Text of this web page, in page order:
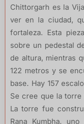
Chittorgarh es la
ver en la ciudad,
fortaleza. Esta
sobre un pedestal
de altura, mientras
122 metros y se
base. Hay 157
Se cree que la torre
La torre fue
Rana Kumbha,